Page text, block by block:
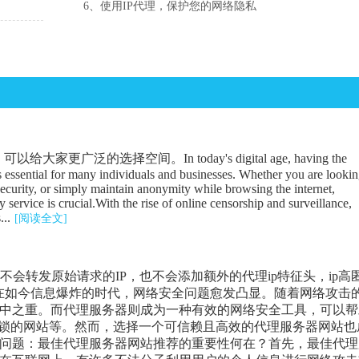
6、使用IP代理，保护您的网络隐私
以给大家更广泛的选择空间。In today's digital age, having the
for many individuals and businesses. Whether you are
or simply maintain anonymity while browsing the internet,
service is crucial.With the rise of online censorship and surveillance,
[阅读全文]
会转发原始请求的IP，也不会添加额外的代理ip特征头，ip高
今信息爆炸的时代，网络安全问题愈发凸显。随着网络攻击
之重。而代理服务器则成为一种有效的网络安全工具，可以
的网站等。然而，选择一个可信赖且高效的代理服务器网站也
题：最佳代理服务器网站推荐的重要性何在？首先，最佳代